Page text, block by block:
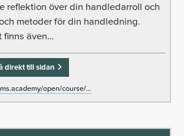
reflektion över din handledarroll och
metoder för din handledning.
finns även…
direkt till sidan
open/course/…